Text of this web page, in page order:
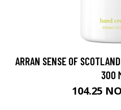
ARRAN SENSE OF
300
104.25